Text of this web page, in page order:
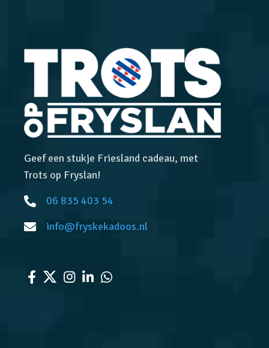
Geef een stukje Friesland cadeau, met
Trots op Fryslan!
06 835 403 54
info@fryskekadoos.nl